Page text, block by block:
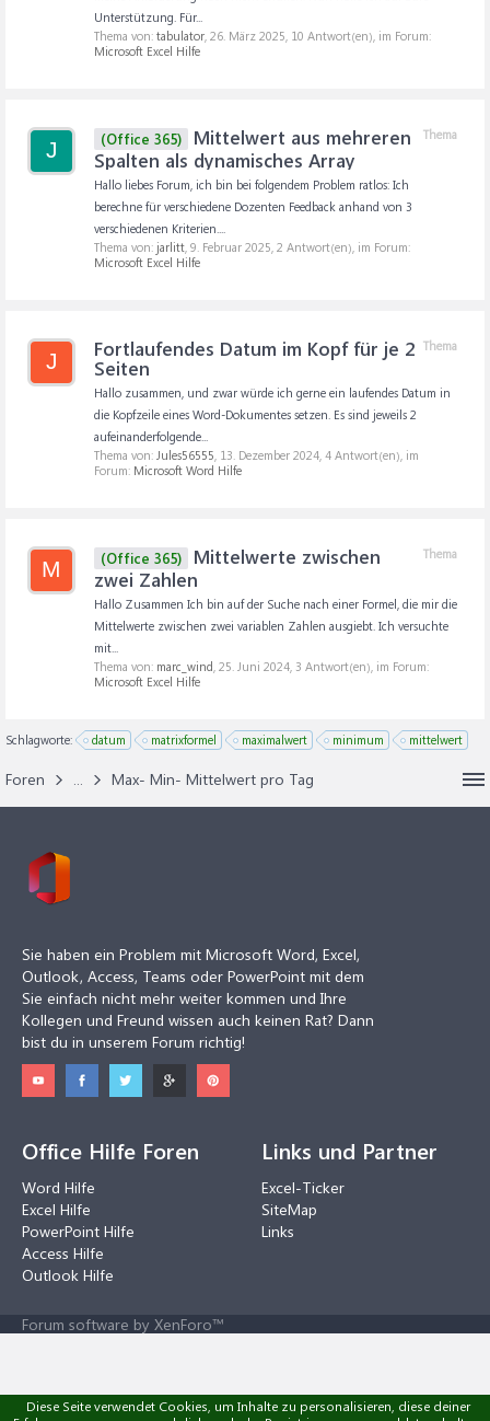
Unterstützung. Für...
Thema von: tabulator, 26. März 2025, 10 Antwort(en), im Forum:
Microsoft Excel Hilfe
J
Thema
(Office 365)
Mittelwert aus mehreren
Spalten als dynamisches Array
Hallo liebes Forum, ich bin bei folgendem Problem ratlos: Ich
berechne für verschiedene Dozenten Feedback anhand von 3
verschiedenen Kriterien....
Thema von: jarlitt, 9. Februar 2025, 2 Antwort(en), im Forum:
Microsoft Excel Hilfe
J
Thema
Fortlaufendes Datum im Kopf für je 2
Seiten
Hallo zusammen, und zwar würde ich gerne ein laufendes Datum in
die Kopfzeile eines Word-Dokumentes setzen. Es sind jeweils 2
aufeinanderfolgende...
Thema von: Jules56555, 13. Dezember 2024, 4 Antwort(en), im
Forum: Microsoft Word Hilfe
M
Thema
(Office 365)
Mittelwerte zwischen
zwei Zahlen
Hallo Zusammen Ich bin auf der Suche nach einer Formel, die mir die
Mittelwerte zwischen zwei variablen Zahlen ausgiebt. Ich versuchte
mit...
Thema von: marc_wind, 25. Juni 2024, 3 Antwort(en), im Forum:
Microsoft Excel Hilfe
Schlagworte: datum matrixformel maximalwert minimum mittelwert
Foren ... Max- Min- Mittelwert pro Tag
Sie haben ein Problem mit Microsoft Word, Excel,
Outlook, Access, Teams oder PowerPoint mit dem
Sie einfach nicht mehr weiter kommen und Ihre
Kollegen und Freund wissen auch keinen Rat? Dann
bist du in unserem Forum richtig!
Office Hilfe Foren
Word Hilfe
Excel Hilfe
PowerPoint Hilfe
Access Hilfe
Outlook Hilfe
Links und Partner
Excel-Ticker
SiteMap
Links
Forum software by XenForo™
Diese Seite verwendet Cookies, um Inhalte zu personalisieren, diese deiner